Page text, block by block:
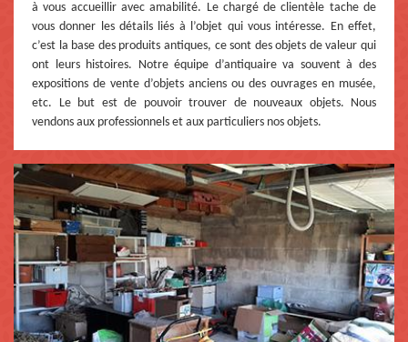
à vous accueillir avec amabilité. Le chargé de clientèle tache de
vous donner les détails liés à l’objet qui vous intéresse. En effet,
c’est la base des produits antiques, ce sont des objets de valeur qui
ont leurs histoires. Notre équipe d’antiquaire va souvent à des
expositions de vente d’objets anciens ou des ouvrages en musée,
etc. Le but est de pouvoir trouver de nouveaux objets. Nous
vendons aux professionnels et aux particuliers nos objets.